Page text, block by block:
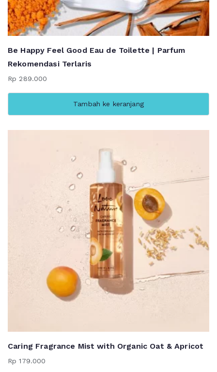
Be Happy Feel Good Eau de Toilette | Parfum
Rekomendasi Terlaris
Rp 289.000
Tambah ke keranjang
Caring Fragrance Mist with Organic Oat & Apricot
Rp 179.000